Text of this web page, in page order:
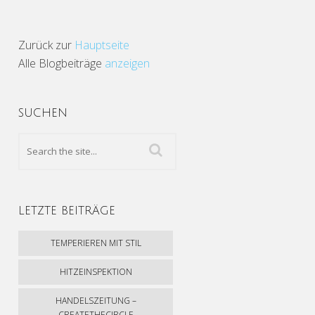
Zurück zur Hauptseite
Alle Blogbeiträge anzeigen
SUCHEN
LETZTE BEITRÄGE
TEMPERIEREN MIT STIL
HITZEINSPEKTION
HANDELSZEITUNG –